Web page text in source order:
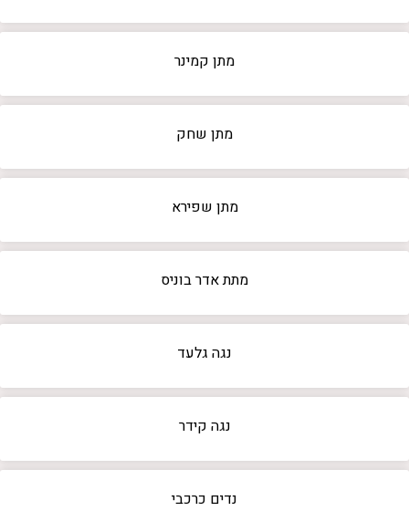
מתן קמינר
מתן שחק
מתן שפירא
מתת אדר בוניס
נגה גלעד
נגה קידר
נדים כרכבי